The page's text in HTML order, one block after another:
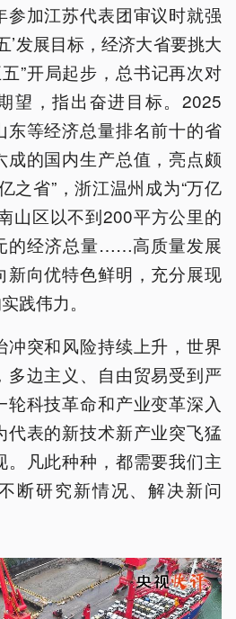
参加江苏代表团审议时就强
’发展目标，经济大省要挑大
”开局起步，总书记再次对
望，指出奋进目标。2025
东等经济总量排名前十的省
成的国内生产总值，亮点颇
之省”，浙江温州成为“万亿
山区以不到200平方公里的
的经济总量……高质量发展
新向优特色鲜明，充分展现
践伟力。
冲突和风险持续上升，世界
多边主义、自由贸易受到严
科技革命和产业变革深入
代表的新技术新产业突飞猛
。凡此种种，都需要我们主
断研究新情况、解决新问